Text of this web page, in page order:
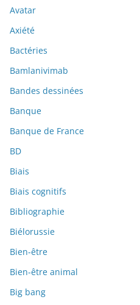
Avatar
Axiété
Bactéries
Bamlanivimab
Bandes dessinées
Banque
Banque de France
BD
Biais
Biais cognitifs
Bibliographie
Biélorussie
Bien-être
Bien-être animal
Big bang